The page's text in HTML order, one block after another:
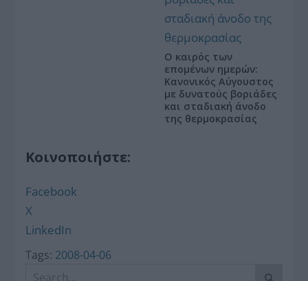
Ο καιρός των
επομένων ημερών:
Κανονικός Αύγουστος
με δυνατούς βοριάδες
και σταδιακή άνοδο
της θερμοκρασίας
Κοινοποιήστε:
Facebook
X
LinkedIn
Tags: 2008-04-06